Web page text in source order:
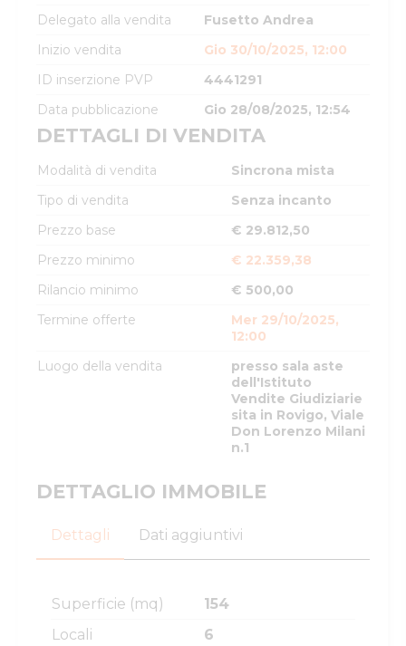
Delegato alla vendita
Fusetto Andrea
Inizio vendita
Gio 30/10/2025, 12:00
ID inserzione PVP
4441291
Data pubblicazione
Gio 28/08/2025, 12:54
DETTAGLI DI VENDITA
Modalità di vendita
Sincrona mista
Tipo di vendita
Senza incanto
Prezzo base
€ 29.812,50
Prezzo minimo
€ 22.359,38
Rilancio minimo
€ 500,00
Termine offerte
Mer 29/10/2025,
12:00
Luogo della vendita
presso sala aste
dell'Istituto
Vendite Giudiziarie
sita in Rovigo, Viale
Don Lorenzo Milani
n.1
DETTAGLIO IMMOBILE
Dettagli Dati aggiuntivi
Superficie (mq)
154
Locali
6